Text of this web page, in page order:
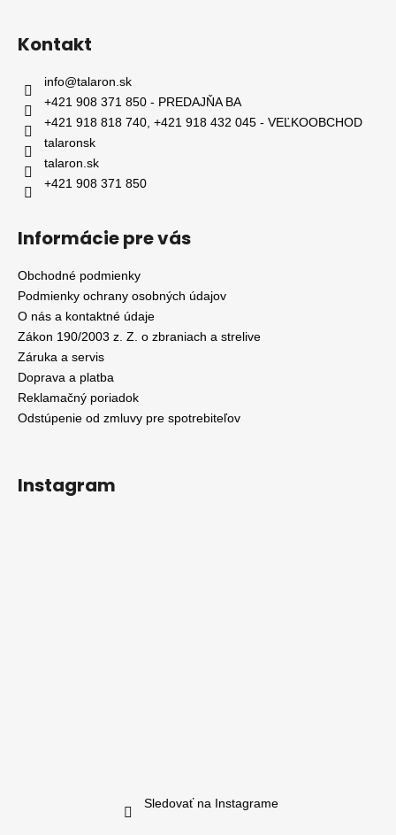
Kontakt
info@talaron.sk
+421 908 371 850 - PREDAJŇA BA
+421 918 818 740, +421 918 432 045 - VEĽKOOBCHOD
talaronsk
talaron.sk
+421 908 371 850
Informácie pre vás
Obchodné podmienky
Podmienky ochrany osobných údajov
O nás a kontaktné údaje
Zákon 190/2003 z. Z. o zbraniach a strelive
Záruka a servis
Doprava a platba
Reklamačný poriadok
Odstúpenie od zmluvy pre spotrebiteľov
Instagram
Sledovať na Instagrame